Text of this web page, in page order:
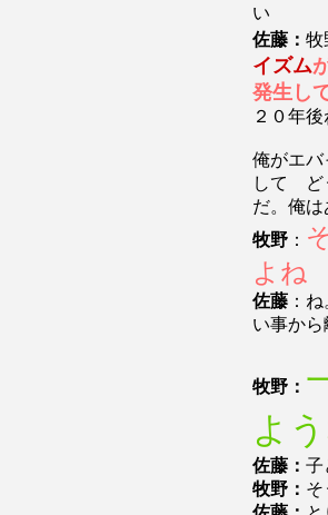
い
佐藤： 牧
イズム
発生し
２０年後
俺がエバ
して ど
だ。俺
牧野 ：
よね
佐藤 ：
い事か
牧野：
よ
佐藤： 子
牧野： そ